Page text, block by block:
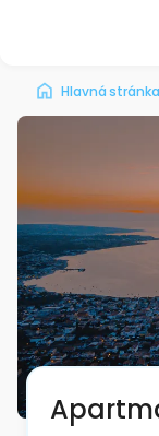
Hlavná stránka